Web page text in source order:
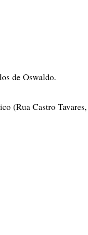
de Oswaldo.
(Rua Castro